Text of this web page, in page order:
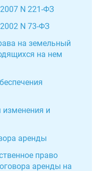
N 221-ФЗ
N 73-ФЗ
на земельный
на нем
и
аренды
право
аренды на